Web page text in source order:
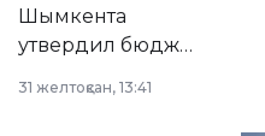
Шымкента
утвердил бюджет
2028 годы.
31 желтоқсан, 13:41